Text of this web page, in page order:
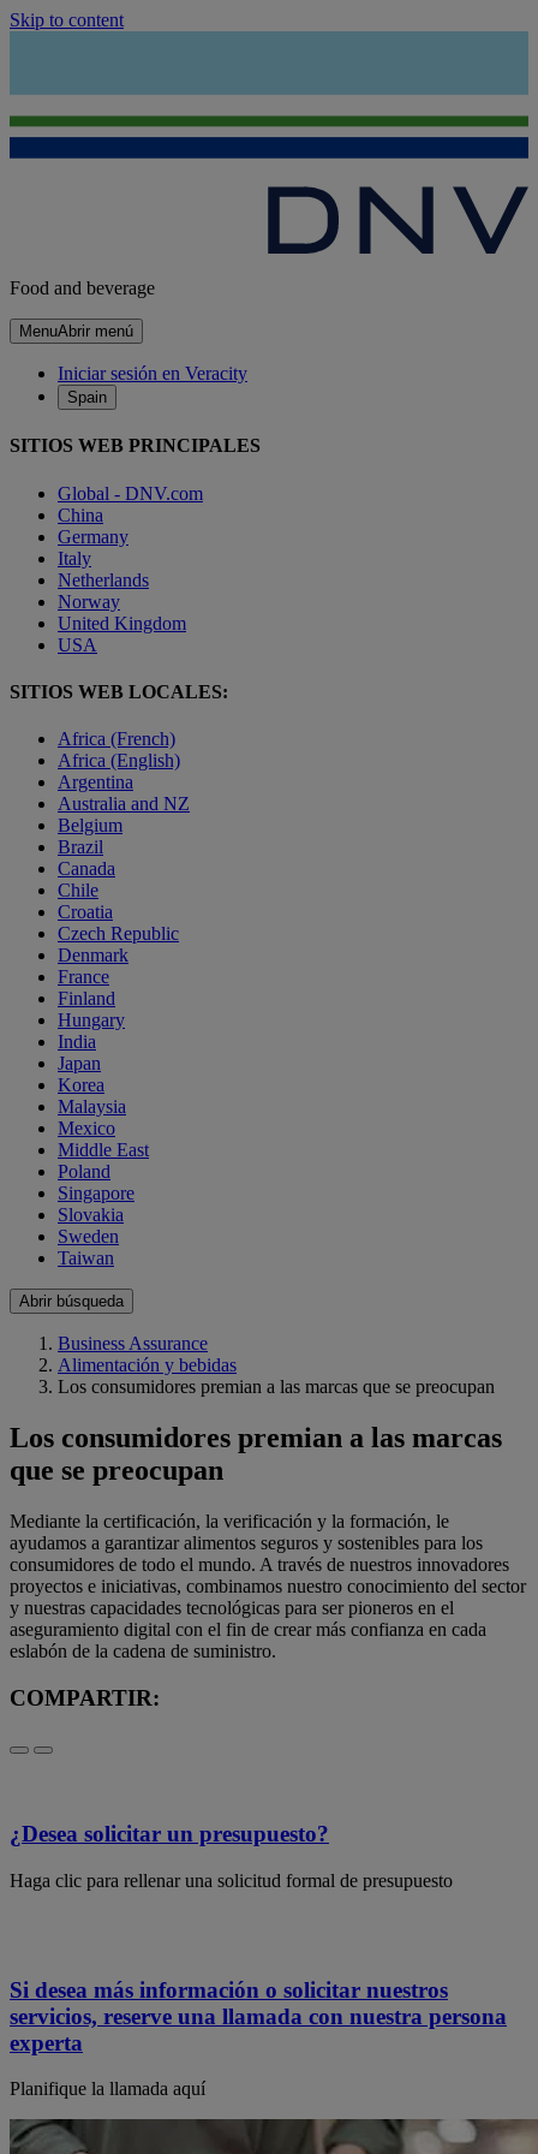
Skip to content
Food and beverage
MenuAbrir menú
Iniciar sesión en Veracity
Spain
SITIOS WEB PRINCIPALES
Global - DNV.com
China
Germany
Italy
Netherlands
Norway
United Kingdom
USA
SITIOS WEB LOCALES:
Africa (French)
Africa (English)
Argentina
Australia and NZ
Belgium
Brazil
Canada
Chile
Croatia
Czech Republic
Denmark
France
Finland
Hungary
India
Japan
Korea
Malaysia
Mexico
Middle East
Poland
Singapore
Slovakia
Sweden
Taiwan
Abrir búsqueda
Business Assurance
Alimentación y bebidas
Los consumidores premian a las marcas que se preocupan
Los consumidores premian a las marcas
que se preocupan
Mediante la certificación, la verificación y la formación, le
ayudamos a garantizar alimentos seguros y sostenibles para los
consumidores de todo el mundo. A través de nuestros innovadores
proyectos e iniciativas, combinamos nuestro conocimiento del sector
y nuestras capacidades tecnológicas para ser pioneros en el
aseguramiento digital con el fin de crear más confianza en cada
eslabón de la cadena de suministro.
COMPARTIR:
¿Desea solicitar un presupuesto?
Haga clic para rellenar una solicitud formal de presupuesto
Si desea más información o solicitar nuestros
servicios, reserve una llamada con nuestra persona
experta
Planifique la llamada aquí